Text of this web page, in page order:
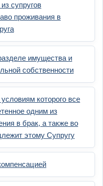
супругов
проживания в
имущества и
собственности
которого все
одним из
в брак, а также во
этому Супругу